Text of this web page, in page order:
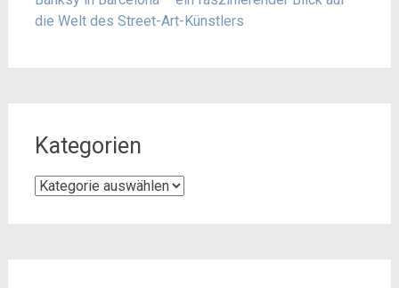
die Welt des Street-Art-Künstlers
Kategorien
Kategorien